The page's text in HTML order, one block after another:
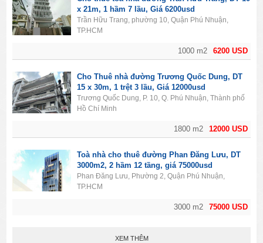
6200 USD
1000 m2
x 21m, 1 hầm 7 lầu, Giá 6200usd
Trần Hữu Trang, phường 10, Quận Phú Nhuận,
TP.HCM
12000 USD
1800 m2
Cho Thuê nhà đường Trương Quốc Dung, DT
15 x 30m, 1 trệt 3 lầu, Giá 12000usd
Trương Quốc Dung, P. 10, Q. Phú Nhuận, Thành phố
Hồ Chí Minh
75000 USD
3000 m2
Toà nhà cho thuê đường Phan Đăng Lưu, DT
3000m2, 2 hầm 12 tầng, giá 75000usd
Phan Đăng Lưu, Phường 2, Quận Phú Nhuận,
TP.HCM
XEM THÊM